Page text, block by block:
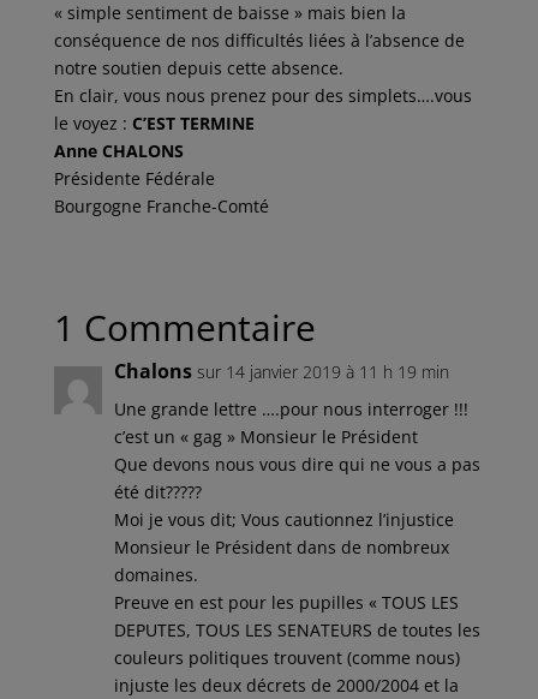
« simple sentiment de baisse » mais bien la
conséquence de nos difficultés liées à l’absence de
notre soutien depuis cette absence.
En clair, vous nous prenez pour des simplets….vous
le voyez : C’EST TERMINE
Anne CHALONS
Présidente Fédérale
Bourgogne Franche-Comté
1 Commentaire
Chalons sur 14 janvier 2019 à 11 h 19 min
Une grande lettre ….pour nous interroger !!!
c’est un « gag » Monsieur le Président
Que devons nous vous dire qui ne vous a pas
été dit?????
Moi je vous dit; Vous cautionnez l’injustice
Monsieur le Président dans de nombreux
domaines.
Preuve en est pour les pupilles « TOUS LES
DEPUTES, TOUS LES SENATEURS de toutes les
couleurs politiques trouvent (comme nous)
injuste les deux décrets de 2000/2004 et la